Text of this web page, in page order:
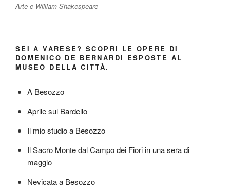
Arte e William Shakespeare
SEI A VARESE? SCOPRI LE OPERE DI
DOMENICO DE BERNARDI ESPOSTE AL
MUSEO DELLA CITTÀ.
A Besozzo
Aprile sul Bardello
Il mio studio a Besozzo
Il Sacro Monte dal Campo dei Fiori in una sera di
maggio
Nevicata a Besozzo